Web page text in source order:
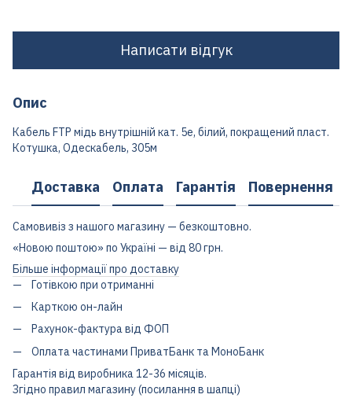
Написати відгук
Опис
Кабель FTP мідь внутрішній кат. 5е, білий, покращений пласт.
Котушка, Одескабель, 305м
Доставка Оплата Гарантія Повернення
Самовивіз з нашого магазину — безкоштовно.
«Новою поштою» по Україні — від 80 грн.
Більше інформації про доставку
Готівкою при отриманні
Карткою он-лайн
Рахунок-фактура від ФОП
Оплата частинами ПриватБанк та МоноБанк
Гарантія від виробника 12-36 місяців.
Згідно правил магазину (посилання в шапці)